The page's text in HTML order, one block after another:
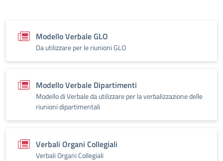
Modello Verbale GLO
Da utilizzare per le riunioni GLO
Modello Verbale Dipartimenti
Modello di Verbale da utilizzare per la verbalizzazione delle
riunioni dipartimentali
Verbali Organi Collegiali
Verbali Organi Collegiali